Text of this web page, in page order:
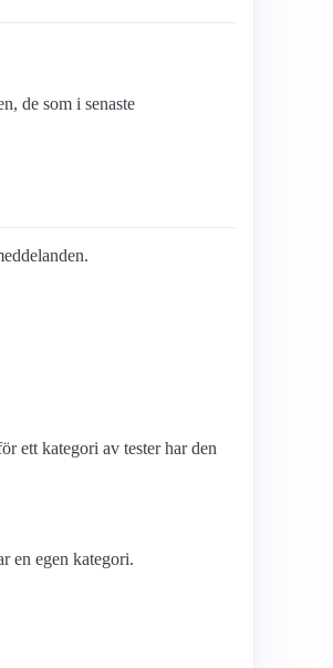
de som i senaste
ett kategori av tester har den
en egen kategori.